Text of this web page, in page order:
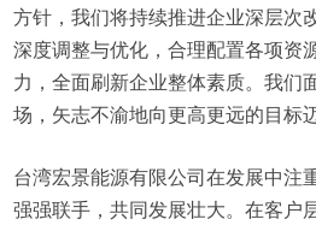
方针，我们将持续推进企业深层次
深度调整与优化，合理配置各项资
力，全面刷新企业整体素质。我们
场，矢志不渝地向更高更远的目标
台湾宏景能源有限公司在发展中注
强强联手，共同发展壮大。在客户